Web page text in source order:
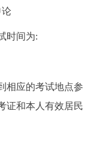
时间为:
应的考试地点参
证和本人有效居民